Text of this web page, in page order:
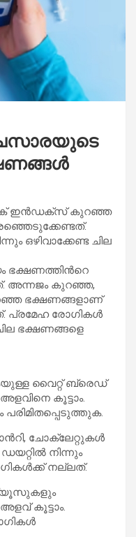
ഇൻഡക്സ് കുറഞ്ഞ
ഒഴിവാക്കേണ്ട ചില
ഭക്ഷണത്തിന്‍റെ
അന്നജം കുറഞ്ഞ,
ഭക്ഷണങ്ങളാണ്
പ്രമേഹ രോഗികള്‍
ഭക്ഷണങ്ങളെ
വൈറ്റ് ബ്രെഡ്
കൂട്ടാം.
ചോക്ലേറ്റുകള്‍
നിന്നും
നല്ലത്.
കൂട്ടാം.